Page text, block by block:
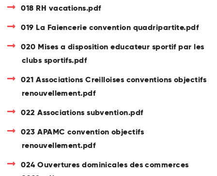
018 RH vacations.pdf
019 La Faiencerie convention quadripartite.pdf
020 Mises a disposition educateur sportif par les
clubs sportifs.pdf
021 Associations Creilloises conventions objectifs
renouvellement.pdf
022 Associations subvention.pdf
023 APAMC convention objectifs
renouvellement.pdf
024 Ouvertures dominicales des commerces